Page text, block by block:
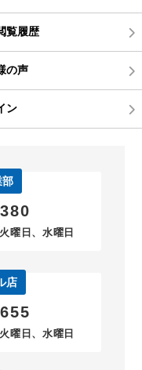
覧履歴
の声
ン
曜日、水曜日
店
曜日、水曜日